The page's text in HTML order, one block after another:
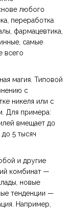
любого
переработка
фармацевтика,
самые
всего
магия. Типовой
с
никеля или с
Для примера:
вмещает до
5 тысяч
и другие
комбинат —
новые
тенденции —
Например,